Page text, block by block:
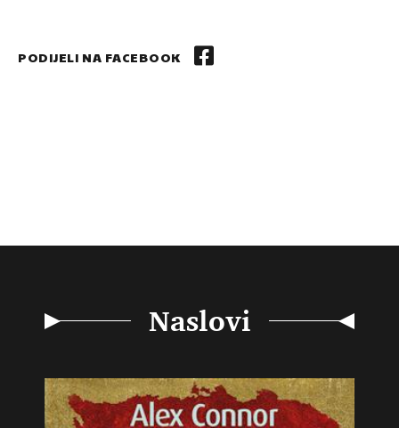
PODIJELI NA FACEBOOK
Naslovi